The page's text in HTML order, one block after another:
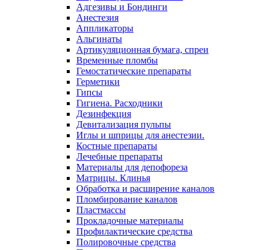
Адгезивы и Бондинги
Анестезия
Аппликаторы
Альгинаты
Артикуляционная бумага, спреи
Временные пломбы
Гемостатические препараты
Герметики
Гипсы
Гигиена. Расходники
Дезинфекция
Девитализация пульпы
Иглы и шприцы для анестезии.
Костные препараты
Лечебные препараты
Материалы для депофореза
Матрицы. Клинья
Обработка и расширение каналов
Пломбирование каналов
Пластмассы
Прокладочные материалы
Профилактические средства
Полировочные средства